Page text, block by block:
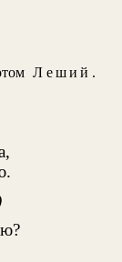
Леший .